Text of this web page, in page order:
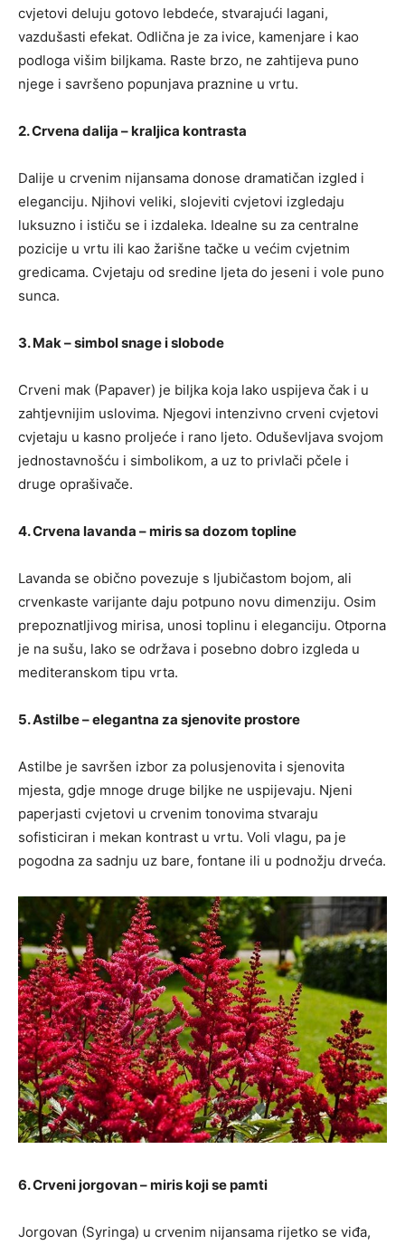
cvjetovi deluju gotovo lebdeće, stvarajući lagani,
vazdušasti efekat. Odlična je za ivice, kamenjare i kao
podloga višim biljkama. Raste brzo, ne zahtijeva puno
njege i savršeno popunjava praznine u vrtu.
2. Crvena dalija – kraljica kontrasta
Dalije u crvenim nijansama donose dramatičan izgled i
eleganciju. Njihovi veliki, slojeviti cvjetovi izgledaju
luksuzno i ističu se i izdaleka. Idealne su za centralne
pozicije u vrtu ili kao žarišne tačke u većim cvjetnim
gredicama. Cvjetaju od sredine ljeta do jeseni i vole puno
sunca.
3. Mak – simbol snage i slobode
Crveni mak (Papaver) je biljka koja lako uspijeva čak i u
zahtjevnijim uslovima. Njegovi intenzivno crveni cvjetovi
cvjetaju u kasno proljeće i rano ljeto. Oduševljava svojom
jednostavnošću i simbolikom, a uz to privlači pčele i
druge oprašivače.
4. Crvena lavanda – miris sa dozom topline
Lavanda se obično povezuje s ljubičastom bojom, ali
crvenkaste varijante daju potpuno novu dimenziju. Osim
prepoznatljivog mirisa, unosi toplinu i eleganciju. Otporna
je na sušu, lako se održava i posebno dobro izgleda u
mediteranskom tipu vrta.
5. Astilbe – elegantna za sjenovite prostore
Astilbe je savršen izbor za polusjenovita i sjenovita
mjesta, gdje mnoge druge biljke ne uspijevaju. Njeni
paperjasti cvjetovi u crvenim tonovima stvaraju
sofisticiran i mekan kontrast u vrtu. Voli vlagu, pa je
pogodna za sadnju uz bare, fontane ili u podnožju drveća.
6. Crveni jorgovan – miris koji se pamti
Jorgovan (Syringa) u crvenim nijansama rijetko se viđa,